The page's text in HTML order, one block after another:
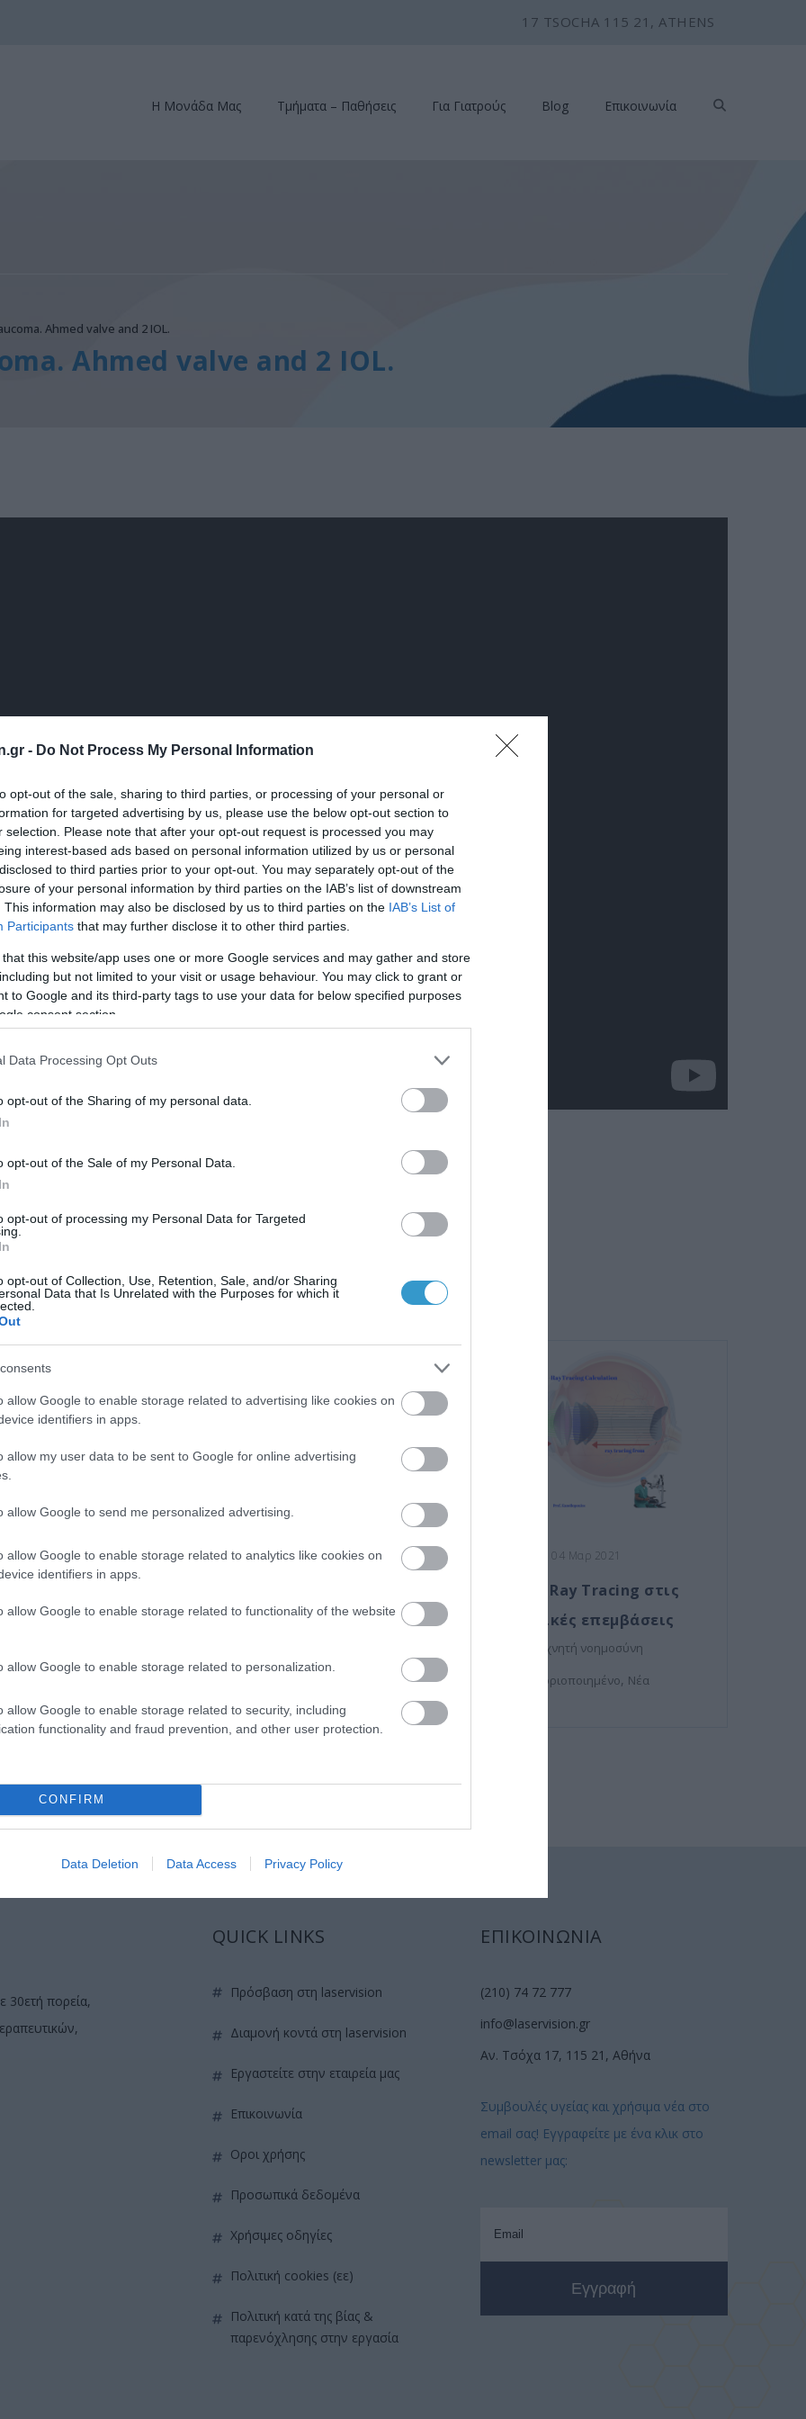
- Do Not Process My Personal Information
opt-out of the sale, sharing to third parties, or processing of your personal or
for targeted advertising by us, please use the below opt-out section to
selection. Please note that after your opt-out request is processed you may
interest-based ads based on personal information utilized by us or personal
to third parties prior to your opt-out. You may separately opt-out of the
of your personal information by third parties on the IAB’s list of downstream
This information may also be disclosed by us to third parties on the IAB’s List of
Participants that may further disclose it to other third parties.
that this website/app uses one or more Google services and may gather and store
but not limited to your visit or usage behaviour. You may click to grant or
to Google and its third-party tags to use your data for below specified purposes
consent section.
Data Processing Opt Outs
opt-out of the Sharing of my personal data.
opt-out of the Sale of my Personal Data.
opt-out of processing my Personal Data for Targeted
opt-out of Collection, Use, Retention, Sale, and/or Sharing
Data that Is Unrelated with the Purposes for which it
allow Google to enable storage related to advertising like cookies on
identifiers in apps.
allow my user data to be sent to Google for online advertising
allow Google to send me personalized advertising.
allow Google to enable storage related to analytics like cookies on
identifiers in apps.
allow Google to enable storage related to functionality of the website
allow Google to enable storage related to personalization.
allow Google to enable storage related to security, including
functionality and fraud prevention, and other user protection.
CONFIRM
Data Deletion Data Access Privacy Policy
17 TSOCHA 115 21, ATHENS
Η Μονάδα Μας Τμήματα – Παθήσεις Για Γιατρούς Blog Επικοινωνία
Ahmed valve and 2 IOL.
Ahmed valve and 2 IOL.
and 2 IOL.
Posted on 08 Μαρ 2021
βοηθήσει σε πάνω από μία πάθηση των
Συνεντεύξεις
Posted on 04 Μαρ 2021
Η τεχνολογία Ray Tracing στις
οφθαλμολογικές επεμβάσεις
τεχνητή νοημοσύνη
Μη κατηγοριοποιημένο, Νέα
πορεία,
QUICK LINKS
πρόσβαση στη laservision
διαμονή κοντά στη laservision
εργαστείτε στην εταιρεία μας
επικοινωνία
όροι χρήσης
προσωπικά δεδομένα
χρήσιμες οδηγίες
πολιτική cookies (εε)
πολιτική κατά της βίας &
παρενόχλησης στην εργασία
ΕΠΙΚΟΙΝΩΝΙΑ
(210) 74 72 777
info@laservision.gr
Αν. Τσόχα 17, 115 21, Αθήνα
Συμβουλές υγείας και χρήσιμα νέα στο
email σας! Εγγραφείτε με ένα κλικ στο
newsletter μας: